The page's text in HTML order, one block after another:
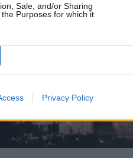
Sale, and/or Sharing
Purposes for which it
Privacy Policy